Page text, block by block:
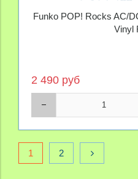
Funko POP! Rocks AC/
Vinyl
2 490 руб
1 2